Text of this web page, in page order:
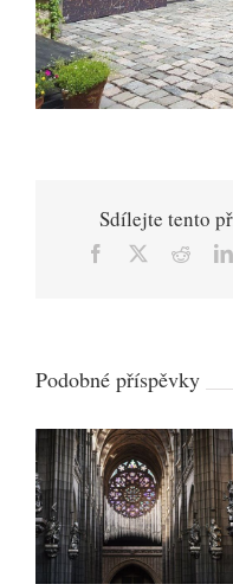
Sdílejte tento
Facebook Reddit
Podobné příspěvky
Svatovítský
varhanní oktáv:
Praha oslaví nové
varhany
velkolepým